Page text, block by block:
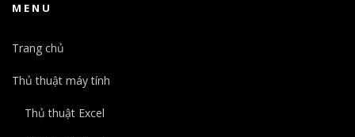
MENU
Trang chủ
Thủ thuật máy tính
Thủ thuật Excel